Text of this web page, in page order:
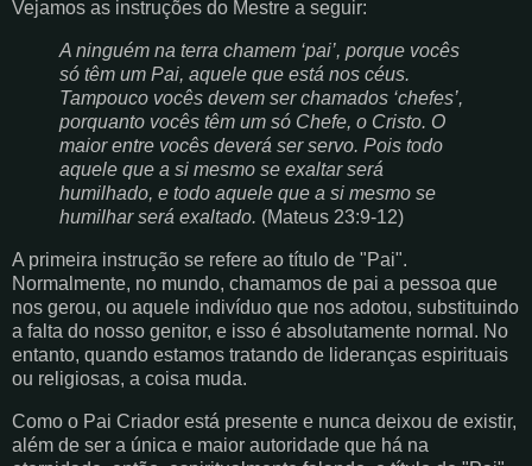
Vejamos as instruções do Mestre a seguir:
A ninguém na terra chamem ‘pai’, porque vocês
só têm um Pai, aquele que está nos céus.
Tampouco vocês devem ser chamados ‘chefes’,
porquanto vocês têm um só Chefe, o Cristo. O
maior entre vocês deverá ser servo. Pois todo
aquele que a si mesmo se exaltar será
humilhado, e todo aquele que a si mesmo se
humilhar será exaltado. (Mateus 23:9-12)
A primeira instrução se refere ao título de "Pai".
Normalmente, no mundo, chamamos de pai a pessoa que
nos gerou, ou aquele indivíduo que nos adotou, substituindo
a falta do nosso genitor, e isso é absolutamente normal. No
entanto, quando estamos tratando de lideranças espirituais
ou religiosas, a coisa muda.
Como o Pai Criador está presente e nunca deixou de existir,
além de ser a única e maior autoridade que há na